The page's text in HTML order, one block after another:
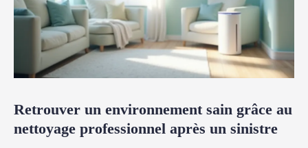
Retrouver un environnement sain grâce au
nettoyage professionnel après un sinistre